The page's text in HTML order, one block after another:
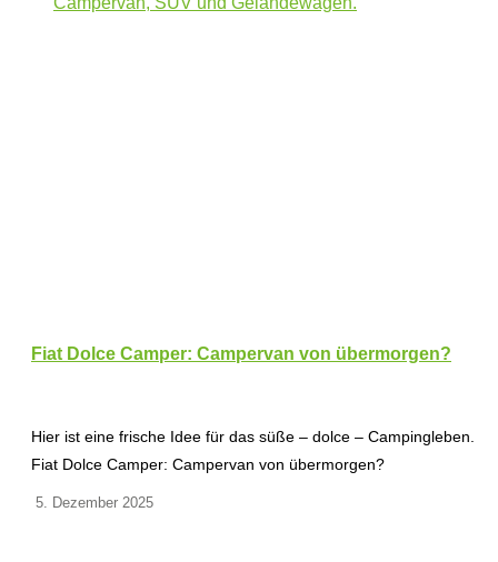
Fiat Dolce Camper: Campervan von übermorgen?
Hier ist eine frische Idee für das süße – dolce – Campingleben.
Fiat Dolce Camper: Campervan von übermorgen?
5. Dezember 2025